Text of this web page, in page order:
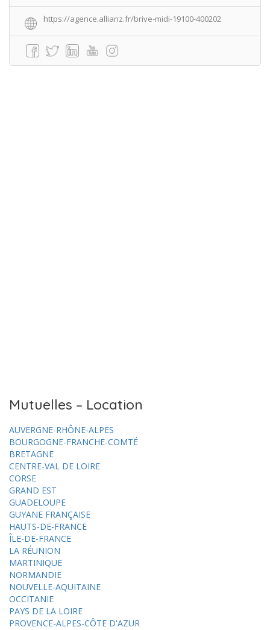
https://agence.allianz.fr/brive-midi-19100-400202
Mutuelles – Location
AUVERGNE-RHÔNE-ALPES
BOURGOGNE-FRANCHE-COMTÉ
BRETAGNE
CENTRE-VAL DE LOIRE
CORSE
GRAND EST
GUADELOUPE
GUYANE FRANÇAISE
HAUTS-DE-FRANCE
ÎLE-DE-FRANCE
LA RÉUNION
MARTINIQUE
NORMANDIE
NOUVELLE-AQUITAINE
OCCITANIE
PAYS DE LA LOIRE
PROVENCE-ALPES-CÔTE D'AZUR